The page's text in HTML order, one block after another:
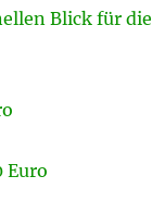
Blick für die
Euro